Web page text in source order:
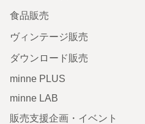
食品販売
ヴィンテージ販売
ダウンロード販売
minne PLUS
minne LAB
販売支援企画・イベント